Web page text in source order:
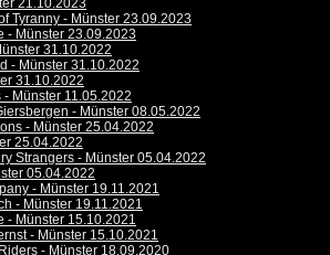
21.10.2023
Tyranny - Münster 23.09.2023
- Münster 23.09.2023
31.10.2022
- Münster 31.10.2022
31.10.2022
Münster 11.05.2022
- Münster 08.05.2022
- Münster 25.04.2022
25.04.2022
Strangers - Münster 05.04.2022
05.04.2022
- Münster 19.11.2021
- Münster 19.11.2021
- Münster 15.10.2021
- Münster 15.10.2021
- Münster 18.09.2020